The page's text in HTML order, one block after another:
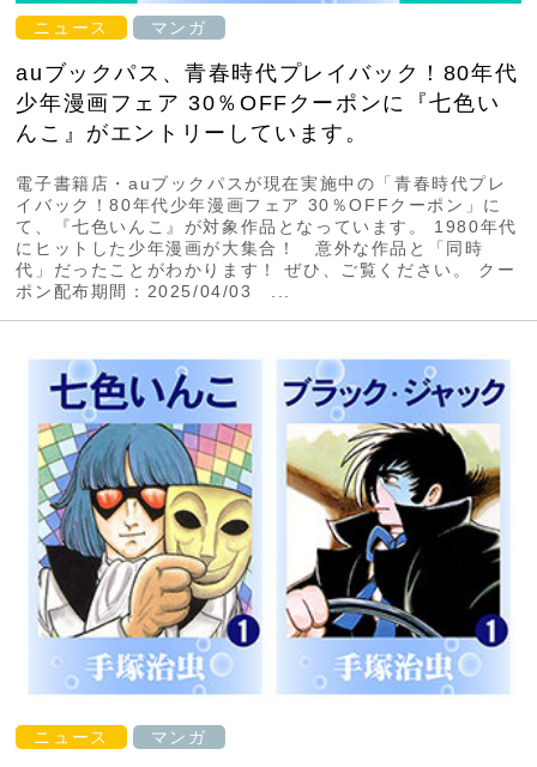
ニュース マンガ
auブックパス、青春時代プレイバック！80年代
少年漫画フェア 30％OFFクーポンに『七色い
んこ』がエントリーしています。
電子書籍店・auブックパスが現在実施中の「青春時代プレ
イバック！80年代少年漫画フェア 30％OFFクーポン」に
て、『七色いんこ』が対象作品となっています。 1980年代
にヒットした少年漫画が大集合！ 意外な作品と「同時
代」だったことがわかります！ ぜひ、ご覧ください。 クー
ポン配布期間：2025/04/03 ...
ニュース マンガ